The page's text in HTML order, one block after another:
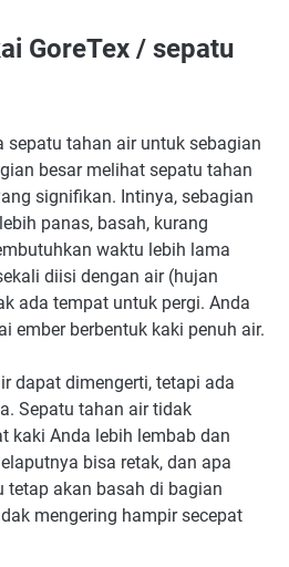
GoreTex / sepatu
sepatu tahan air untuk sebagian
besar melihat sepatu tahan
signifikan. Intinya, sebagian
panas, basah, kurang
waktu lebih lama
diisi dengan air (hujan
ada tempat untuk pergi. Anda
ember berbentuk kaki penuh air.
dapat dimengerti, tetapi ada
Sepatu tahan air tidak
kaki Anda lebih lembab dan
bisa retak, dan apa
tetap akan basah di bagian
mengering hampir secepat